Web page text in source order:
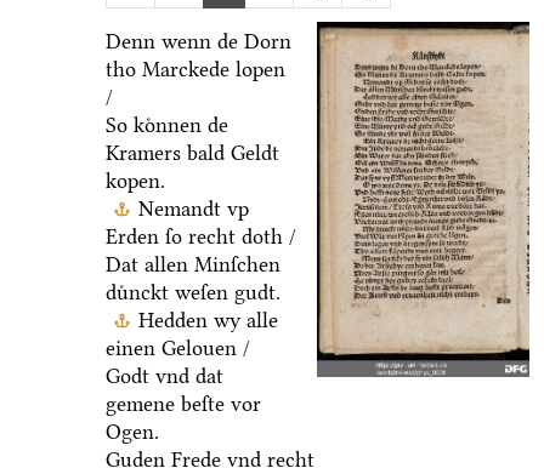
Denn wenn de Dorn
tho Marckede lopen
/
So koͤnnen de
Kramers bald Geldt
kopen.
Nemandt vp
Erden ſo recht doth /
Dat allen Minſchen
duͤnckt weſen gudt.
Hedden wy alle
einen Gelouen /
Godt vnd dat
gemene beſte vor
Ogen.
Guden Frede vnd recht